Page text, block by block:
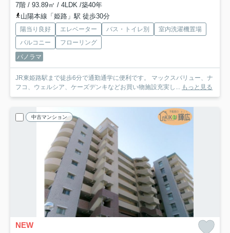
7階 / 93.89㎡ / 4LDK /築40年
山陽本線「姫路」駅 徒歩30分
陽当り良好 エレベーター バス・トイレ別
室内洗濯機置場
バルコニー
フローリング
パノラマ
JR東姫路駅まで徒歩6分で通勤通学に便利です。 マックスバリュー、ナ
フコ、ウェルシア、ケーズデンキなどお買い物施設充実し...
もっと見る
中古マンション
NEW